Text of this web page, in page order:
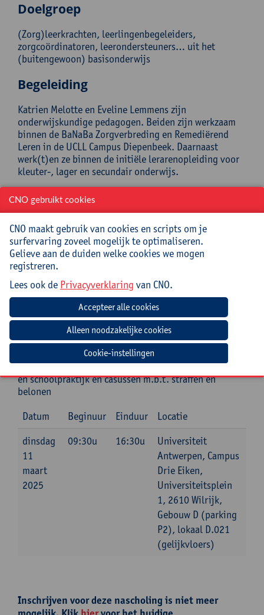
Doelgroep
(Zorg)leerkrachten, leerlingenbegeleiders,
zorgcoördinatoren, leerondersteuners… uit het
(buitengewoon) basisonderwijs
Begeleiding
Katrien Melotte en Eveline Lemmens zijn
onderwijskundige pedagogen. Beiden zijn werkzaam
binnen de BaNaBa Zorgverbreding en Remediërend
Leren in de UCLL Campus Diepenbeek. Daarnaast
werk(t)en ze binnen de initiële lerarenopleiding voor
kleuter-, lager en secundair onderwijs.
Praktisch
Cursuscode: 24/BAS/116A
Cursusmateriaal en lunch inbegrepen
Jouw bijdrage: 132 EUR.
Inlichtingen bij: Tamara Bonne, 03 265 29 89,
tamara.bonne@uantwerpen.be
Mee te brengen door cursist
De huidige manier van straffen en belonen in je klas-
en schoolpraktijk en casussen m.b.t. straffen en
belonen
Datum
Beginuur Einduur
Locatie
dinsdag
11
maart
2025
09:30u 16:30u
Universiteit
Antwerpen, Campus
Drie Eiken,
Universiteitsplein
1, 2610 Wilrijk,
Gebouw D (parking
P2), lokaal D.021
(gelijkvloers)
Inschrijven voor deze nascholing is niet meer
CNO gebruikt cookies
CNO maakt gebruik van cookies en scripts om je
surfervaring zoveel mogelijk te optimaliseren.
Gelieve aan de duiden welke cookies we mogen
registreren.
Lees ook de Privacyverklaring van CNO.
Cookie-instellingen